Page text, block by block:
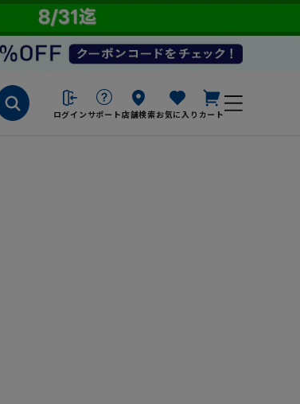
ログイン サポート店舗検索お気に入り カート